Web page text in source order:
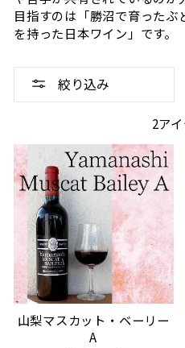
目指すのは「勝沼で育った
を持った日本ワイン」です。
絞り込み
2ア
山梨マスカット・ベーリー
A